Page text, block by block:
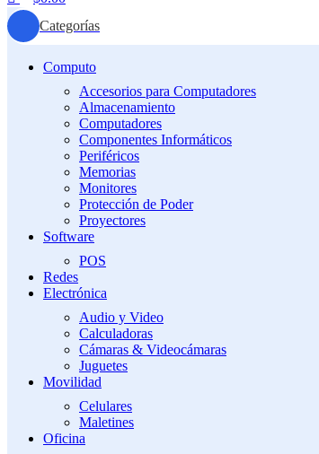
Categorías
Computo
Accesorios para Computadores
Almacenamiento
Computadores
Componentes Informáticos
Periféricos
Memorias
Monitores
Protección de Poder
Proyectores
Software
POS
Redes
Electrónica
Audio y Video
Calculadoras
Cámaras & Videocámaras
Juguetes
Movilidad
Celulares
Maletines
Oficina